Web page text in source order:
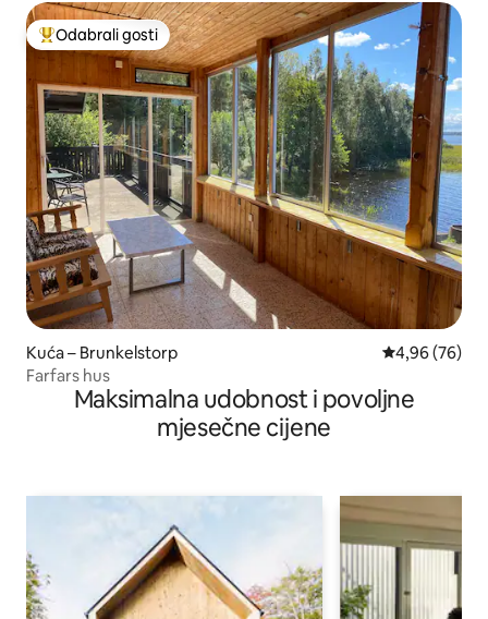
Među najviše rangiranima s oznakom „Odabrali gosti”
Odabrali gosti
Kuća – Brunkelstorp Prosječna
4,96 (76)
Farfars hus
Maksimalna udobnost i povoljne
mjesečne cijene